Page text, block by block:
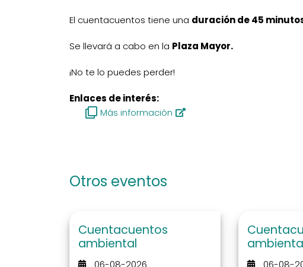
El cuentacuentos tiene una duración de 45
Se llevará a cabo en la Plaza Mayor.
¡No te lo puedes perder!
Enlaces de interés:
Más información
Otros eventos
Cuentacuentos
ambiental
06-08-2026 06-08-